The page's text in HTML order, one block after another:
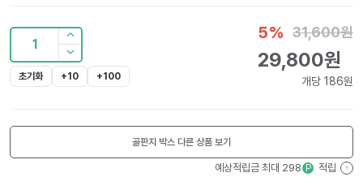
1
초기화 +10 +100
5% 31,600원
29,800원
개당 186원
골판지 박스 다른 상품 보기
예상적립금 최대 298 P 적립 ?